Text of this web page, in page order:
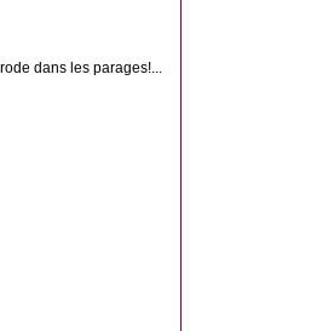
dans les parages!...